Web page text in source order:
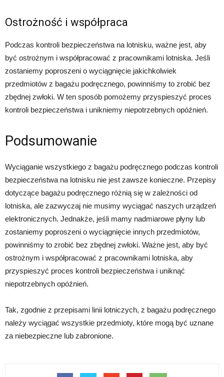
Ostrożność i współpraca
Podczas kontroli bezpieczeństwa na lotnisku, ważne jest, aby
być ostrożnym i współpracować z pracownikami lotniska. Jeśli
zostaniemy poproszeni o wyciągnięcie jakichkolwiek
przedmiotów z bagażu podręcznego, powinniśmy to zrobić bez
zbędnej zwłoki. W ten sposób pomożemy przyspieszyć proces
kontroli bezpieczeństwa i unikniemy niepotrzebnych opóźnień.
Podsumowanie
Wyciąganie wszystkiego z bagażu podręcznego podczas kontroli
bezpieczeństwa na lotnisku nie jest zawsze konieczne. Przepisy
dotyczące bagażu podręcznego różnią się w zależności od
lotniska, ale zazwyczaj nie musimy wyciągać naszych urządzeń
elektronicznych. Jednakże, jeśli mamy nadmiarowe płyny lub
zostaniemy poproszeni o wyciągnięcie innych przedmiotów,
powinniśmy to zrobić bez zbędnej zwłoki. Ważne jest, aby być
ostrożnym i współpracować z pracownikami lotniska, aby
przyspieszyć proces kontroli bezpieczeństwa i uniknąć
niepotrzebnych opóźnień.
Tak, zgodnie z przepisami linii lotniczych, z bagażu podręcznego
należy wyciągać wszystkie przedmioty, które mogą być uznane
za niebezpieczne lub zabronione.